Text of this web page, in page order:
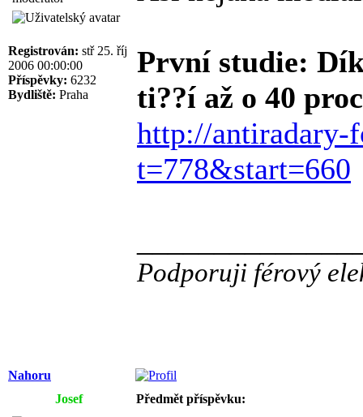
Registrován: stř 25. říj
2006 00:00:00
Příspěvky: 6232
Bydliště: Praha
První studie:
ti??í až o 40
http://antiradary-
t=778&start=660
Podporuji férový
Nahoru
Josef
Předmět příspěvku: